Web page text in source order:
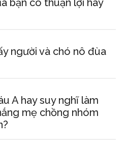
bạn có thuận lợi hay
người và chó nô đùa
A hay suy nghĩ làm
mẹ chồng nhóm